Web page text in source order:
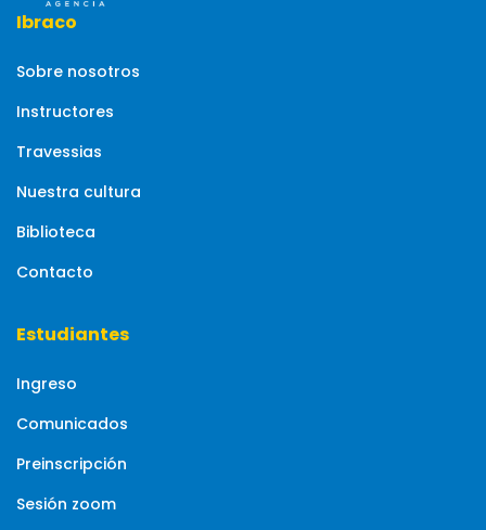
Ibraco
Sobre nosotros
Instructores
Travessias
Nuestra cultura
Biblioteca
Contacto
Estudiantes
Ingreso
Comunicados
Preinscripción
Sesión zoom